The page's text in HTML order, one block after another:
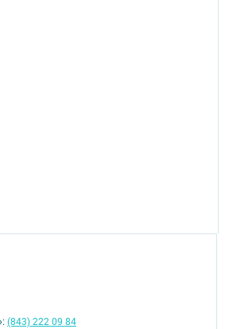
(843) 222 09 84